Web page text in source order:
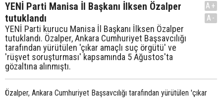
YENİ Parti Manisa İl Başkanı İlksen Özalper
tutuklandı
YENİ Parti kurucu Manisa İl Başkanı İlksen Özalper
tutuklandı. Özalper, Ankara Cumhuriyet Başsavcılığı
tarafından yürütülen 'çıkar amaçlı suç örgütü' ve
'rüşvet soruşturması' kapsamında 5 Ağustos'ta
gözaltına alınmıştı.
A+
A-
Özalper, Ankara Cumhuriyet Başsavcılığı tarafından yürütülen 'çıkar